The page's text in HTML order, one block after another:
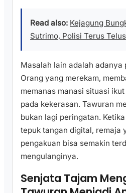
Read also: Kejagung
Sutrimo, Polisi Terus
Masalah lain adalah adanya
Orang yang merekam,
memanas manasi situasi
pada kekerasan. Tawuran
bukan lagi peringatan.
tepuk tangan digital, remaja
pengakuan bisa semakin
mengulanginya.
Senjata Tajam